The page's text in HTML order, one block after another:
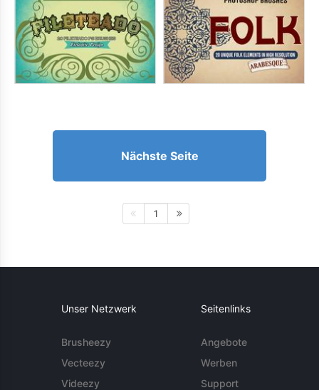
Nächste Seite
1
Unser Netzwerk
Brusheezy
Vecteezy
Videezy
Seitenlinks
Angebote
Werben
Support